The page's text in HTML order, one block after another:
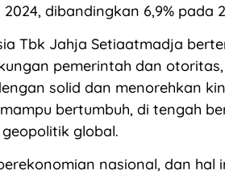
dibandingkan 6,9% pada
Tbk Jahja Setiaatmadja
pemerintah dan
solid dan menorehkan
bertumbuh, di tengah
global.
nasional, dan hal